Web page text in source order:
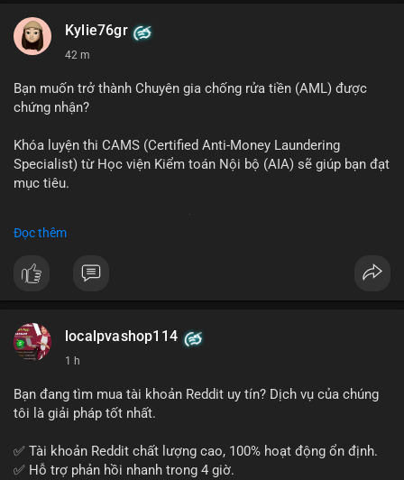
#vlikevn #titanbot
Kylie76gr
42 m
Bạn muốn trở thành Chuyên gia chống rửa tiền (AML) được
chứng nhận?
Khóa luyện thi CAMS (Certified Anti-Money Laundering
Specialist) từ Học viện Kiểm toán Nội bộ (AIA) sẽ giúp bạn đạt
mục tiêu.
gồm tài liệu toàn diện, câu hỏi thực hành, bài thi thử sát thực
Xây dựng nền tảng kiến thức AML vững chắc và tự tin bước
Đăng ký ngay hôm nay để nâng cao năng lực và mở rộng cơ
Đọc thêm
localpvashop114
1 h
Bạn đang tìm mua tài khoản Reddit uy tín? Dịch vụ của chúng
tôi là giải pháp tốt nhất.
✅ Tài khoản Reddit chất lượng cao, 100% hoạt động ổn định.
✅ Hỗ trợ phản hồi nhanh trong 4 giờ.